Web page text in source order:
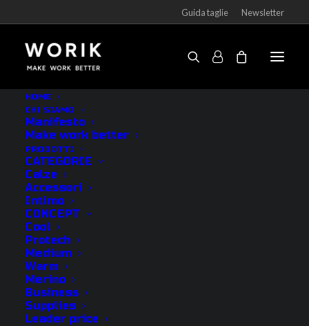
Guida taglie Newsletter
HOME
CHI SIAMO
Manifesto
Make work better
PRODOTTI
CATEGORIE
Calze
Accessori
Intimo
CONCEPT
Cool
Protech
Medium
Warm
Merino
Business
Supplies
Leader price
NEWS
Novità, fiere ed eventi
Non è stato trovato nulla.